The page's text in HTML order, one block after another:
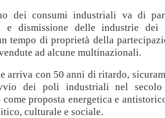
dei consumi industriali va di
e dismissione delle industrie
tempo di proprietà della
ad alcune multinazionali.
arriva con 50 anni di ritardo,
dei poli industriali nel secolo
come proposta energetica e
culturale e sociale.